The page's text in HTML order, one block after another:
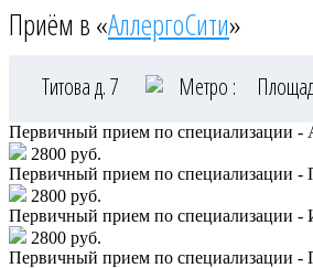
Приём в «АллергоСити»
Титова д. 7 Метро :
Первичный прием по специализации -
2800 руб.
Первичный прием по специализации -
2800 руб.
Первичный прием по специализации -
2800 руб.
Первичный прием по специализации -